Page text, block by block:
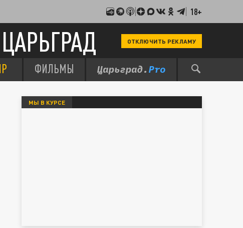
18+
ЦАРЬГРАД ОТКЛЮЧИТЬ РЕКЛАМУ
ФИЛЬМЫ
МЫ В КУРСЕ